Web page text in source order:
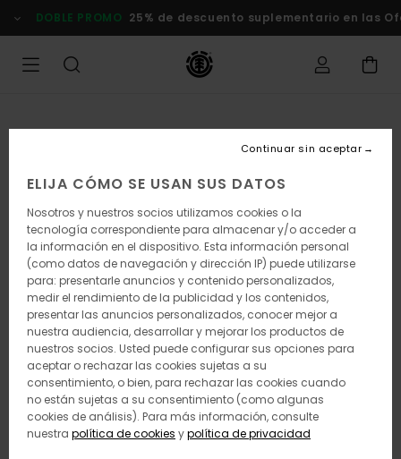
la
DOBLE PROMO 25% de descuento suplementario en las
ELIJA CÓMO SE USAN SUS DATOS
Nosotros y nuestros socios utilizamos cookies o la
tecnología correspondiente para almacenar y/o acceder a
la información en el dispositivo. Esta información personal
(como datos de navegación y dirección IP) puede utilizarse
para: presentarle anuncios y contenido personalizados,
medir el rendimiento de la publicidad y los contenidos,
presentar las anuncios personalizados, conocer mejor a
nuestra audiencia, desarrollar y mejorar los productos de
nuestros socios. Usted puede configurar sus opciones para
aceptar o rechazar las cookies sujetas a su
consentimiento, o bien, para rechazar las cookies cuando
no están sujetas a su consentimiento (como algunas
cookies de análisis). Para más información, consulte
nuestra política de cookies ypolítica de privacidad
Continuar sin aceptar